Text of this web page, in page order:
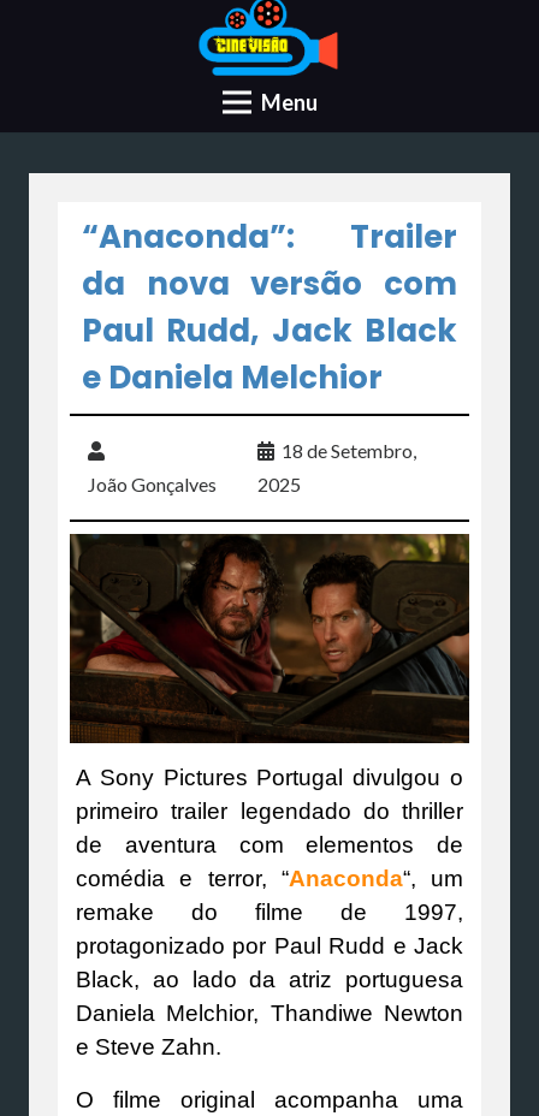
Menu
“Anaconda”: Trailer
da nova versão com
Paul Rudd, Jack Black
e Daniela Melchior
João Gonçalves
18 de Setembro,
2025
A Sony Pictures Portugal divulgou o
primeiro trailer legendado do thriller
de aventura com elementos de
comédia e terror, “Anaconda“, um
remake do filme de 1997,
protagonizado por Paul Rudd e Jack
Black, ao lado da atriz portuguesa
Daniela Melchior, Thandiwe Newton
e Steve Zahn.
O filme original acompanha uma